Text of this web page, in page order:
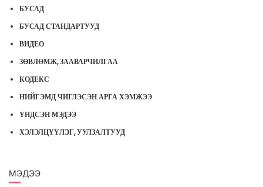
БУСАД
БУСАД СТАНДАРТУУД
ВИДЕО
ЗӨВЛӨМЖ, ЗААВАРЧИЛГАА
КОДЕКС
НИЙГЭМД ЧИГЛЭСЭН АРГА ХЭМЖЭЭ
ҮНДСЭН МЭДЭЭ
ХЭЛЭЛЦҮҮЛЭГ, УУЛЗАЛТУУД
МЭДЭЭ